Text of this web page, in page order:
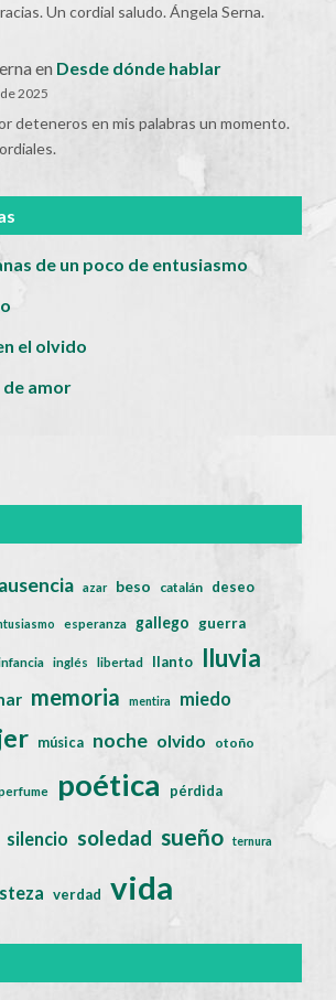
Un cordial saludo. Ángela Serna.
en Desde dónde hablar
2025
deteneros en mis palabras un momento.
de un poco de entusiasmo
el olvido
de amor
ausencia azar beso catalán deseo
esperanza gallego guerra
inglés libertad llanto lluvia
memoria mentira miedo
música noche olvido otoño
poética pérdida
silencio soledad sueño ternura
verdad vida